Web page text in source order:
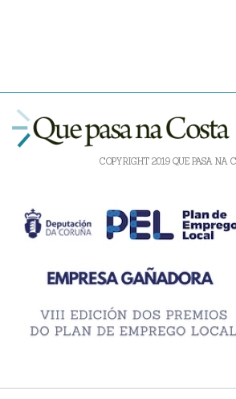
COPYRIGHT 2019 QUE PASA NA